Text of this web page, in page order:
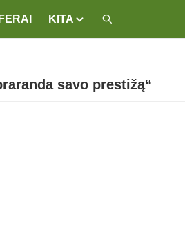
KITA
savo prestižą“